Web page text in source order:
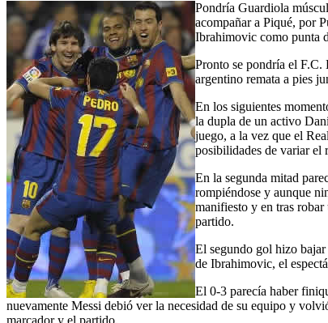
Pondría Guardiola
acompañar a Piqué, por
Ibrahimovic como punta
Pronto se pondría el F.C.
argentino remata a pies
En los siguientes
la dupla de un activo
juego, a la vez que el
posibilidades de variar el
En la segunda mitad
rompiéndose y aunque
manifiesto y en tras
partido.
El segundo gol hizo
de Ibrahimovic, el
El 0-3 parecía haber
nuevamente Messi debió ver la necesidad de su equipo y